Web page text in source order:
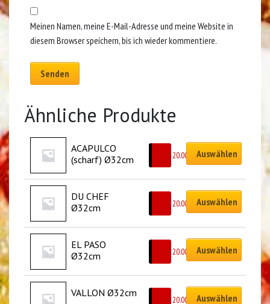
Meinen Namen, meine E-Mail-Adresse und meine Website in
diesem Browser speichern, bis ich wieder kommentiere.
Ähnliche Produkte
ACAPULCO
(scharf) Ø32cm
20.00 Auswählen
DU CHEF
Ø32cm
20.00 Auswählen
EL PASO
Ø32cm
20.00 Auswählen
VALLON Ø32cm
20.00 Auswählen